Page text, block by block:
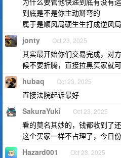
到底是不是你主动掰弯的
属于是顺风局硬生生打成逆风
jonty Oct 23, 2025
其实最开始你们交易完成，对
候不要折腾，直接拉黑买家就
hubaq Oct 23, 2025
直接法院起诉最好
SakuraYuki Oct 23, 2025
看的莫名其妙的，钱都收到了
这个买家一样不占理了，今日
Hazard001 Oct 23, 2025